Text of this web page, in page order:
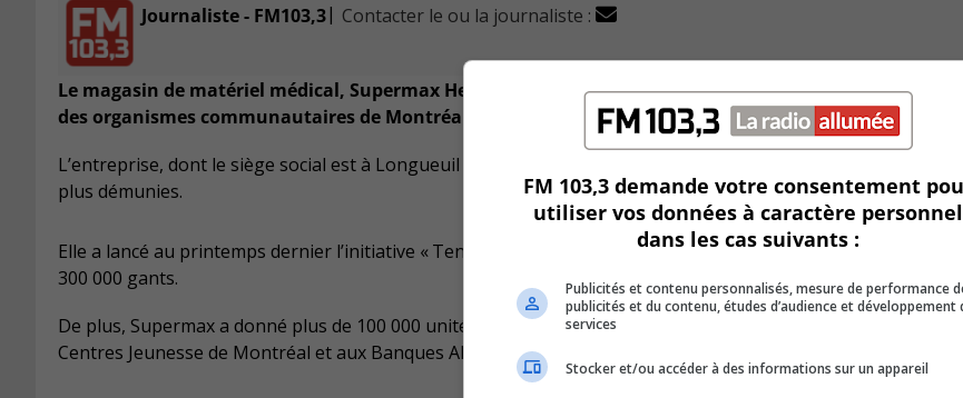
Journaliste - FM103,3| Contacter le ou la journaliste :
Le magasin de matériel médical, Supermax Healthcare Canada Inc. offre 40 000 équipements de
des organismes communautaires de Montréal et du Québec.
L’entreprise, dont le siège social est à Longueuil donne aux organismes à but non lucratif qui aident les
plus démunies.
Elle a lancé au printemps dernier l’initiative « Tendre la main » et s’est uni avec Ernst & Yound pour la
300 000 gants.
De plus, Supermax a donné plus de 100 000 unités de masques, de désinfectants et de visière de protection
Centres Jeunesse de Montréal et aux Banques Alimentaire du Québec.
FM 103,3 demande votre consentement
utiliser vos données à caractère personnel
dans les cas suivants :
Publicités et contenu personnalisés, mesure de performance
publicités et du contenu, études d’audience et développement
services
Stocker et/ou accéder à des informations sur un appareil